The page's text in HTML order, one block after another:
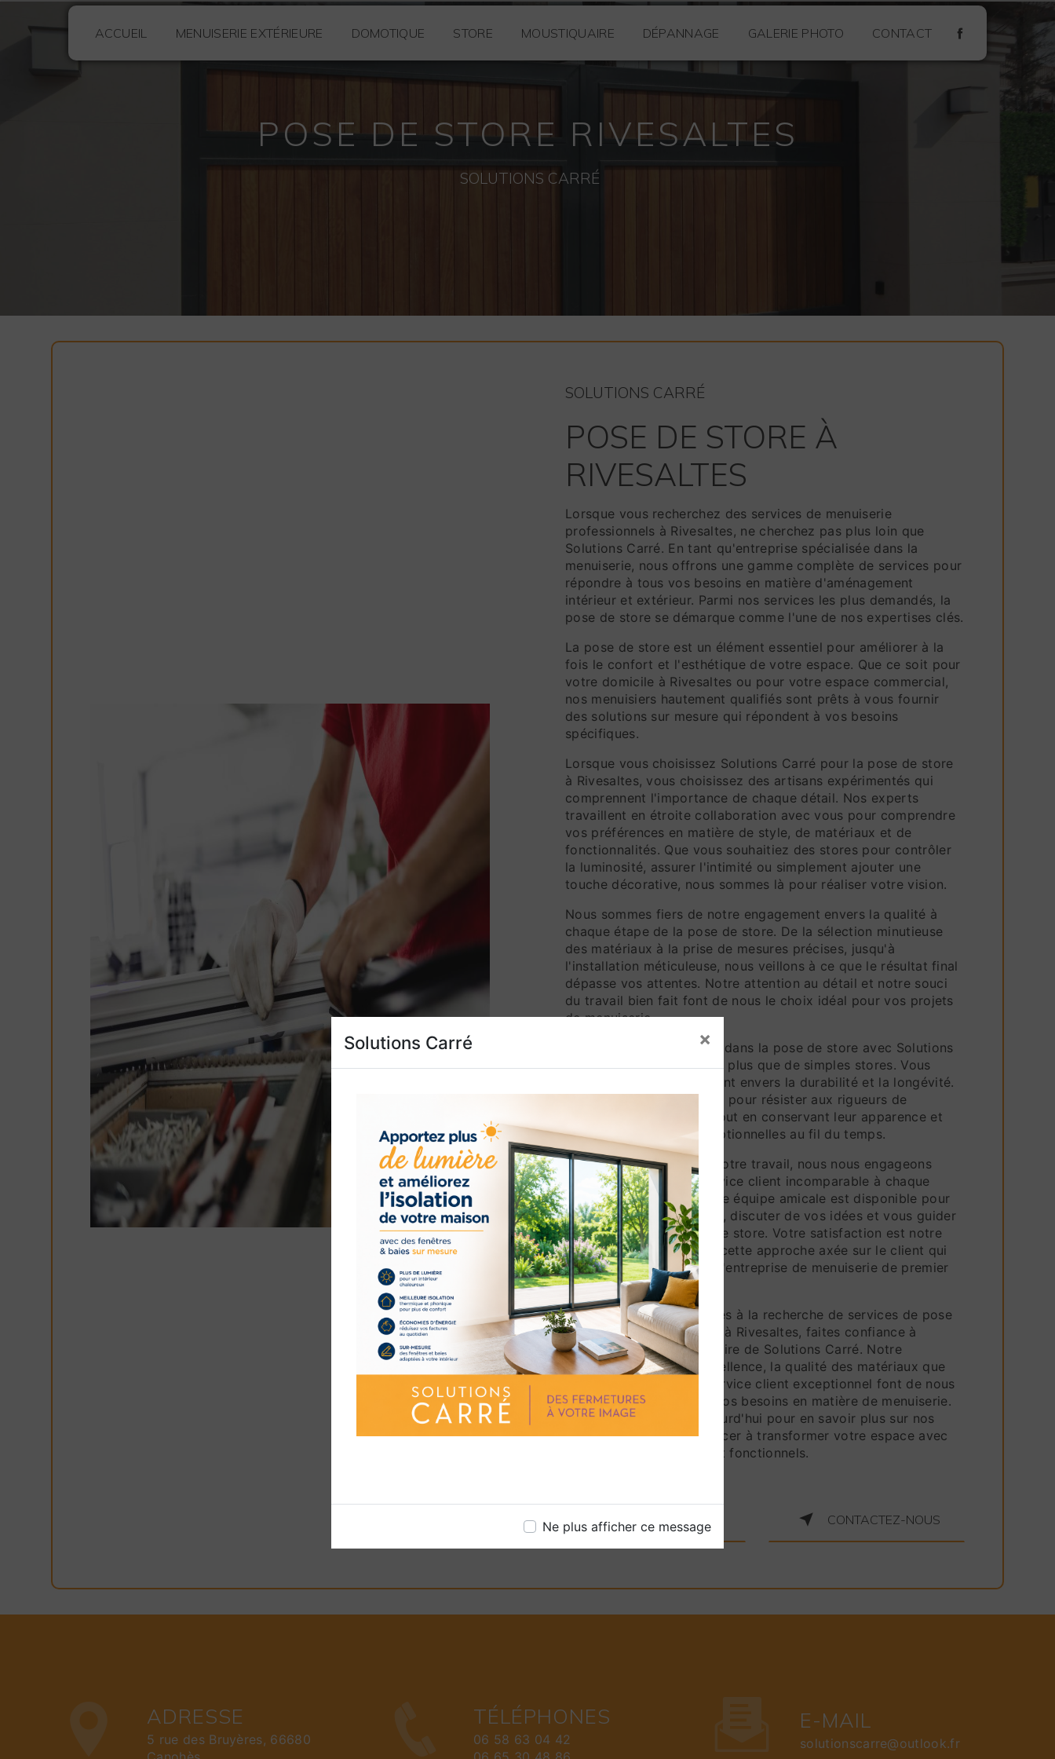
Solutions Carré ×
Ne plus afficher ce message
ACCUEIL MENUISERIE EXTÉRIEURE DOMOTIQUE STORE MOUSTIQUAIRE DÉPANNAGE GALERIE PHOTO CONTACT
POSE DE STORE RIVESALTES
SOLUTIONS CARRÉ
SOLUTIONS CARRÉ
POSE DE STORE À
RIVESALTES
Lorsque vous recherchez des services de menuiserie
professionnels à Rivesaltes, ne cherchez pas plus loin que
Solutions Carré. En tant qu'entreprise spécialisée dans la
menuiserie, nous offrons une gamme complète de services pour
répondre à tous vos besoins en matière d'aménagement
intérieur et extérieur. Parmi nos services les plus demandés, la
pose de store se démarque comme l'une de nos expertises clés.
La pose de store est un élément essentiel pour améliorer à la
fois le confort et l'esthétique de votre espace. Que ce soit pour
votre domicile à Rivesaltes ou pour votre espace commercial,
nos menuisiers hautement qualifiés sont prêts à vous fournir
des solutions sur mesure qui répondent à vos besoins
spécifiques.
Lorsque vous choisissez Solutions Carré pour la pose de store
à Rivesaltes, vous choisissez des artisans expérimentés qui
comprennent l'importance de chaque détail. Nos experts
travaillent en étroite collaboration avec vous pour comprendre
vos préférences en matière de style, de matériaux et de
fonctionnalités. Que vous souhaitiez des stores pour contrôler
la luminosité, assurer l'intimité ou simplement ajouter une
touche décorative, nous sommes là pour réaliser votre vision.
Nous sommes fiers de notre engagement envers la qualité à
chaque étape de la pose de store. De la sélection minutieuse
des matériaux à la prise de mesures précises, jusqu'à
l'installation méticuleuse, nous veillons à ce que le résultat final
dépasse vos attentes. Notre attention au détail et notre souci
du travail bien fait font de nous le choix idéal pour vos projets
de menuiserie.
Lorsque vous investissez dans la pose de store avec Solutions
Carré, vous bénéficiez de plus que de simples stores. Vous
bénéficiez de l'engagement envers la durabilité et la longévité.
Nos produits sont conçus pour résister aux rigueurs de
l'utilisation quotidienne tout en conservant leur apparence et
leurs performances exceptionnelles au fil du temps.
En plus de la qualité de notre travail, nous nous engageons
également à offrir un service client incomparable à chaque
étape du processus. Notre équipe amicale est disponible pour
répondre à vos questions, discuter de vos idées et vous guider
tout au long de la pose de store. Votre satisfaction est notre
priorité absolue, et c'est cette approche axée sur le client qui
nous distingue en tant qu'entreprise de menuiserie de premier
plan à Rivesaltes.
En conclusion, si vous êtes à la recherche de services de pose
de store de haute qualité à Rivesaltes, faites confiance à
l'expertise et au savoir-faire de Solutions Carré. Notre
engagement envers l'excellence, la qualité des matériaux que
nous utilisons et notre service client exceptionnel font de nous
le choix idéal pour tous vos besoins en matière de menuiserie.
Contactez-nous dès aujourd'hui pour en savoir plus sur nos
services et pour commencer à transformer votre espace avec
des stores magnifiques et fonctionnels.
CONTACTEZ-NOUS
ADRESSE
5 rue des Bruyères, 66680
TÉLÉPHONES
06 58 63 04 42
E-MAIL
solutionscarre@outlook.fr
Panneau de gestion des cookies